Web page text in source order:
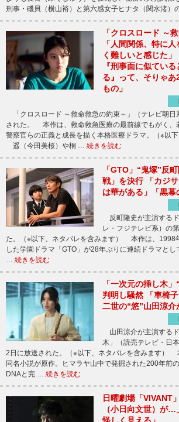
刑事・磯貝（横山裕）と第六感女子ヒナタ（関水渚）
「クロスロード ～
「人間関係、特に
く難しいと感じた
『刑事面に似てい
る』って、そりゃ
もの」
「クロスロード ～救命救急の約束～」（テレビ朝日
された。 本作は、救命救急医療の最前線でもがく、
警察官らの正義と成長を描く本格医療ドラマ。（※以下
遥（今田美桜）や桐 … 続きを読む
「GTO」“鬼塚”反
戦」を決行 「カジ
は華がある」「黒幕
反町隆史が主演する
レ・フジテレビ系）の
た。（※以下、ネタバレを含みます） 本作は、1998
した学園ドラマ「GTO」が28年ぶりに連続ドラマとし
続きを読む
「一次元の挿し木
判明し騒然 「車椅
二世の“悠”山田涼介
山田涼介が主演する
木」（読売テレビ・日
2日に放送された。（※以下、ネタバレを含みます）
同名小説が原作。ヒマラヤ山中で発掘された200年前
DNAと完 … 続きを読む
日曜劇場「VIVANT
（小日向文世）が
怪しく見える」